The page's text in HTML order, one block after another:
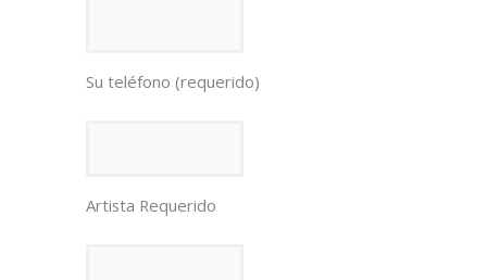
Su teléfono (requerido)
Artista Requerido